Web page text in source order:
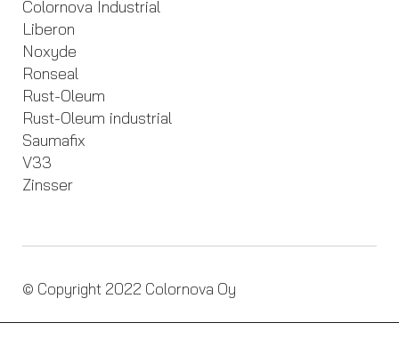
Colornova Industrial
Liberon
Noxyde
Ronseal
Rust-Oleum
Rust-Oleum industrial
Saumafix
V33
Zinsser
© Copyright 2022 Colornova Oy